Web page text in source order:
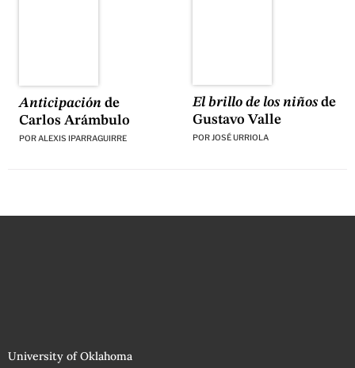
Anticipaciónde
Carlos Arámbulo
PORALEXIS IPARRAGUIRRE
El brillo de los niñosde
Gustavo Valle
POR JOSÉ URRIOLA
University of Oklahoma